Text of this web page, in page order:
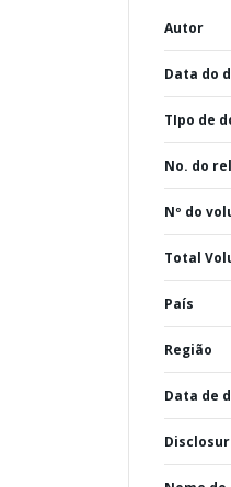
Autor
Data do
TIpo de
No. do
Nº do
Total
País
Região
Data de